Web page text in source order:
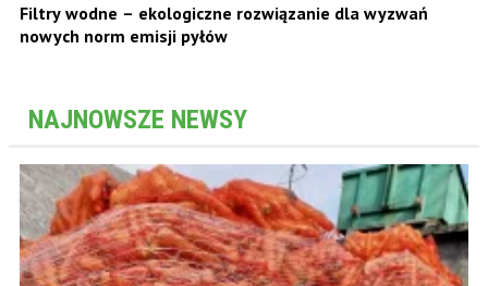
Filtry wodne – ekologiczne rozwiązanie dla wyzwań
nowych norm emisji pyłów
NAJNOWSZE NEWSY